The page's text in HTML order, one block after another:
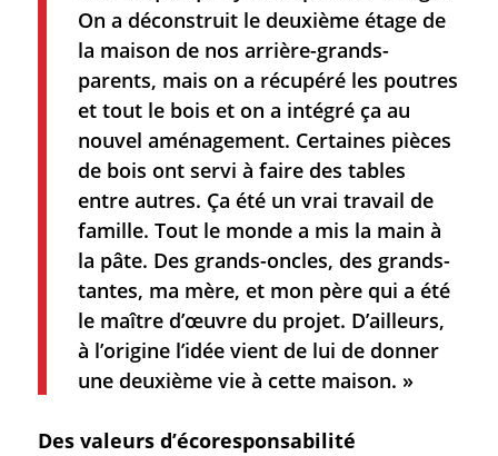
On a déconstruit le deuxième étage de
la maison de nos arrière-grands-
parents, mais on a récupéré les poutres
et tout le bois et on a intégré ça au
nouvel aménagement. Certaines pièces
de bois ont servi à faire des tables
entre autres. Ça été un vrai travail de
famille. Tout le monde a mis la main à
la pâte. Des grands-oncles, des grands-
tantes, ma mère, et mon père qui a été
le maître d’œuvre du projet. D’ailleurs,
à l’origine l’idée vient de lui de donner
une deuxième vie à cette maison. »
Des valeurs d’écoresponsabilité